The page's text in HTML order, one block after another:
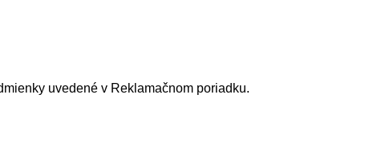
uvedené v Reklamačnom poriadku.